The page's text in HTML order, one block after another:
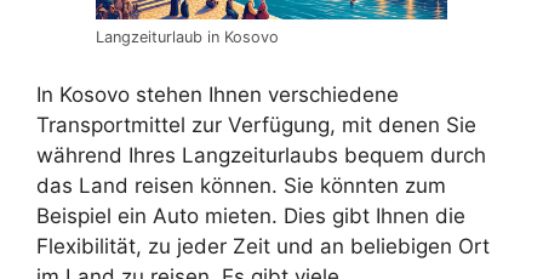
Langzeiturlaub in Kosovo
In Kosovo stehen Ihnen verschiedene
Transportmittel zur Verfügung, mit denen Sie
während Ihres Langzeiturlaubs bequem durch
das Land reisen können. Sie könnten zum
Beispiel ein Auto mieten. Dies gibt Ihnen die
Flexibilität, zu jeder Zeit und an beliebigen Ort